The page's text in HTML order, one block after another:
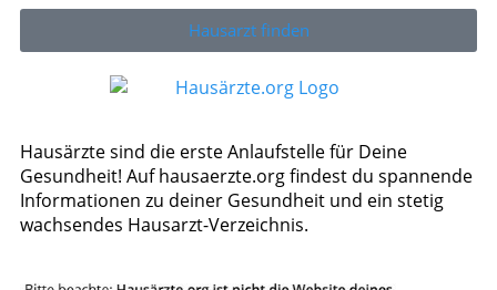
Hausarzt finden
Hausärzte sind die erste Anlaufstelle für Deine
Gesundheit! Auf hausaerzte.org findest du spannende
Informationen zu deiner Gesundheit und ein stetig
wachsendes Hausarzt-Verzeichnis.